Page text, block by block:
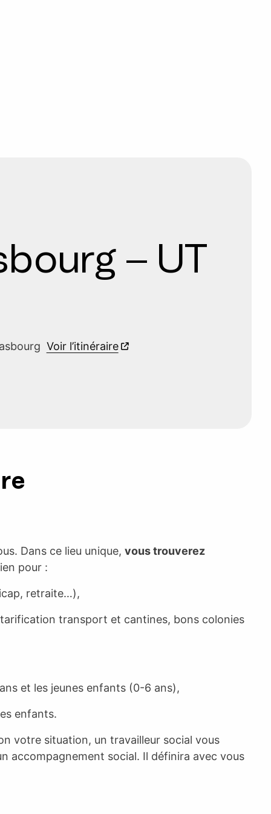
– UT
Voir l’itinéraire
Dans ce lieu unique, vous trouverez
pour :
retraite…),
transport et cantines, bons colonies
et les jeunes enfants (0-6 ans),
enfants.
votre situation, un travailleur social vous
accompagnement social. Il définira avec vous